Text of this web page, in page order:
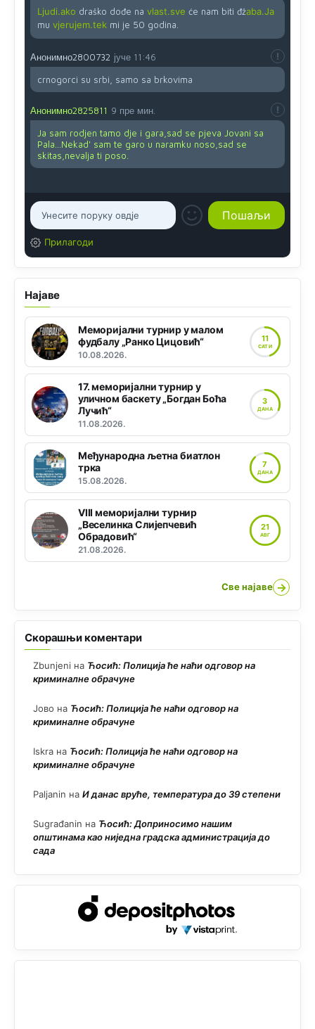
Ljudi.ako draško dođe na vlast.sve će nam biti đžaba.Ja
mu vjerujem.tek mi je 50 godina.
Анонимно2800732 јуче 11:46
crnogorci su srbi, samo sa brkovima
Анонимно2825811 9 пре мин.
Ja sam rodjen tamo dje i gara,sad se pjeva Jovani sa
Pala...Nekad' sam te garo u naramku noso,sad se
skitas,nevalja ti poso.
Прилагоди
Најаве
Меморијални турнир у малом
фудбалу „Ранко Цицовић“
10.08.2026.
11
САТИ
17. меморијални турнир у
уличном баскету „Богдан Боћа
Лучић“
11.08.2026.
3
ДАНА
Међународна љетна биатлон
трка
15.08.2026.
7
ДАНА
VIII меморијални турнир
„Веселинка Слијепчевић
Обрадовић“
21.08.2026.
21
АВГ
Све најаве →
Скорашњи коментари
Zbunjeni на Ћосић: Полиција ће наћи одговор на
криминалне обрачуне
Јово на Ћосић: Полиција ће наћи одговор на
криминалне обрачуне
Iskra на Ћосић: Полиција ће наћи одговор на
криминалне обрачуне
Paljanin на И данас вруће, температура до 39 степени
Sugrađanin на Ћосић: Доприносимо нашим
општинама као ниједна градска администрација до
сада